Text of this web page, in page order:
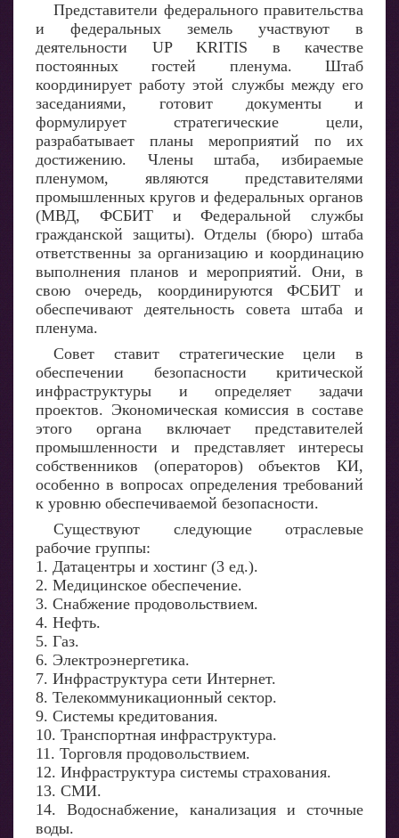
Представители федерального правительства
и федеральных земель участвуют в
деятельности UP KRITIS в качестве
постоянных гостей пленума. Штаб
координирует работу этой службы между его
заседаниями, готовит документы и
формулирует стратегические цели,
разрабатывает планы мероприятий по их
достижению. Члены штаба, избираемые
пленумом, являются представителями
промышленных кругов и федеральных органов
(МВД, ФСБИТ и Федеральной службы
гражданской защиты). Отделы (бюро) штаба
ответственны за организацию и координацию
выполнения планов и мероприятий. Они, в
свою очередь, координируются ФСБИТ и
обеспечивают деятельность совета штаба и
пленума.
Совет ставит стратегические цели в
обеспечении безопасности критической
инфраструктуры и определяет задачи
проектов. Экономическая комиссия в составе
этого органа включает представителей
промышленности и представляет интересы
собственников (операторов) объектов КИ,
особенно в вопросах определения требований
к уровню обеспечиваемой безопасности.
Существуют следующие отраслевые
рабочие группы:
1. Датацентры и хостинг (3 ед.).
2. Медицинское обеспечение.
3. Снабжение продовольствием.
4. Нефть.
5. Газ.
6. Электроэнергетика.
7. Инфраструктура сети Интернет.
8. Телекоммуникационный сектор.
9. Системы кредитования.
10. Транспортная инфраструктура.
11. Торговля продовольствием.
12. Инфраструктура системы страхования.
13. СМИ.
14. Водоснабжение, канализация и сточные
воды.